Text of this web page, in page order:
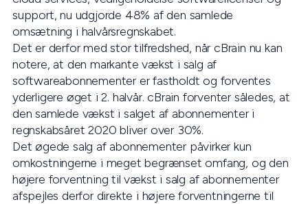
support, nu udgjorde 48% af den samlede
omsætning i halvårsregnskabet.
Det er derfor med stor tilfredshed, når cBrain nu kan
notere, at den markante vækst i salg af
softwareabonnementer er fastholdt og forventes
yderligere øget i 2. halvår. cBrain forventer således, at
den samlede vækst i salget af abonnementer i
regnskabsåret 2020 bliver over 30%.
Det øgede salg af abonnementer påvirker kun
omkostningerne i meget begrænset omfang, og den
højere forventning til vækst i salg af abonnementer
afspejles derfor direkte i højere forventningerne til